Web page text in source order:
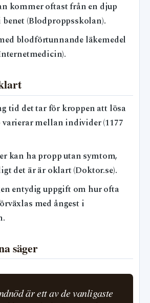
kommer oftast från en djup
(Blodproppsskolan).
blodförtunnande läkemedel
tid det tar för kroppen att lösa
varierar mellan individer (1177
kan ha propp utan symtom,
det är är oklart (Doktor.se).
entydig uppgift om hur ofta
med ångest i
säger
är ett av de vanligaste